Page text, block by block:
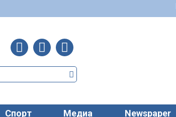
Спорт Медиа Newspaper